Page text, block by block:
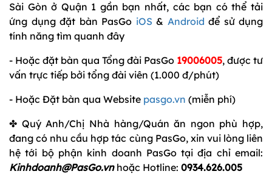
Sài Gòn ở Quận 1 gần bạn nhất, các bạn có thể tải
ứng dụng đặt bàn PasGo iOS & Android để sử dụng
tính năng tìm quanh đây
- Hoặc đặt bàn qua Tổng đài PasGo 19006005, được tư
vấn trực tiếp bởi tổng đài viên (1.000 đ/phút)
- Hoặc Đặt bàn qua Website pasgo.vn (miễn phí)
✤ Quý Anh/Chị Nhà hàng/Quán ăn ngon phù hợp,
đang có nhu cầu hợp tác cùng PasGo, xin vui lòng liên
hệ tới bộ phận kinh doanh PasGo tại địa chỉ email:
Kinhdoanh@PasGo.vnhoặc Hotline: 0934.626.005